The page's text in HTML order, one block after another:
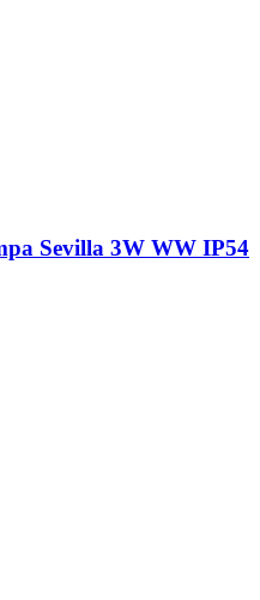
Sevilla 3W WW IP54